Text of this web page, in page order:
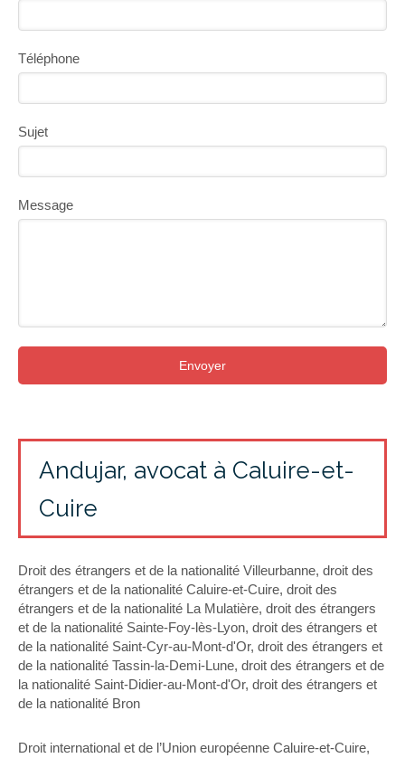
Téléphone
Sujet
Message
Envoyer
Andujar, avocat à Caluire-et-
Cuire
Droit des étrangers et de la nationalité Villeurbanne, droit des
étrangers et de la nationalité Caluire-et-Cuire, droit des
étrangers et de la nationalité La Mulatière, droit des étrangers
et de la nationalité Sainte-Foy-lès-Lyon, droit des étrangers et
de la nationalité Saint-Cyr-au-Mont-d'Or, droit des étrangers et
de la nationalité Tassin-la-Demi-Lune, droit des étrangers et de
la nationalité Saint-Didier-au-Mont-d'Or, droit des étrangers et
de la nationalité Bron
Droit international et de l’Union européenne Caluire-et-Cuire,